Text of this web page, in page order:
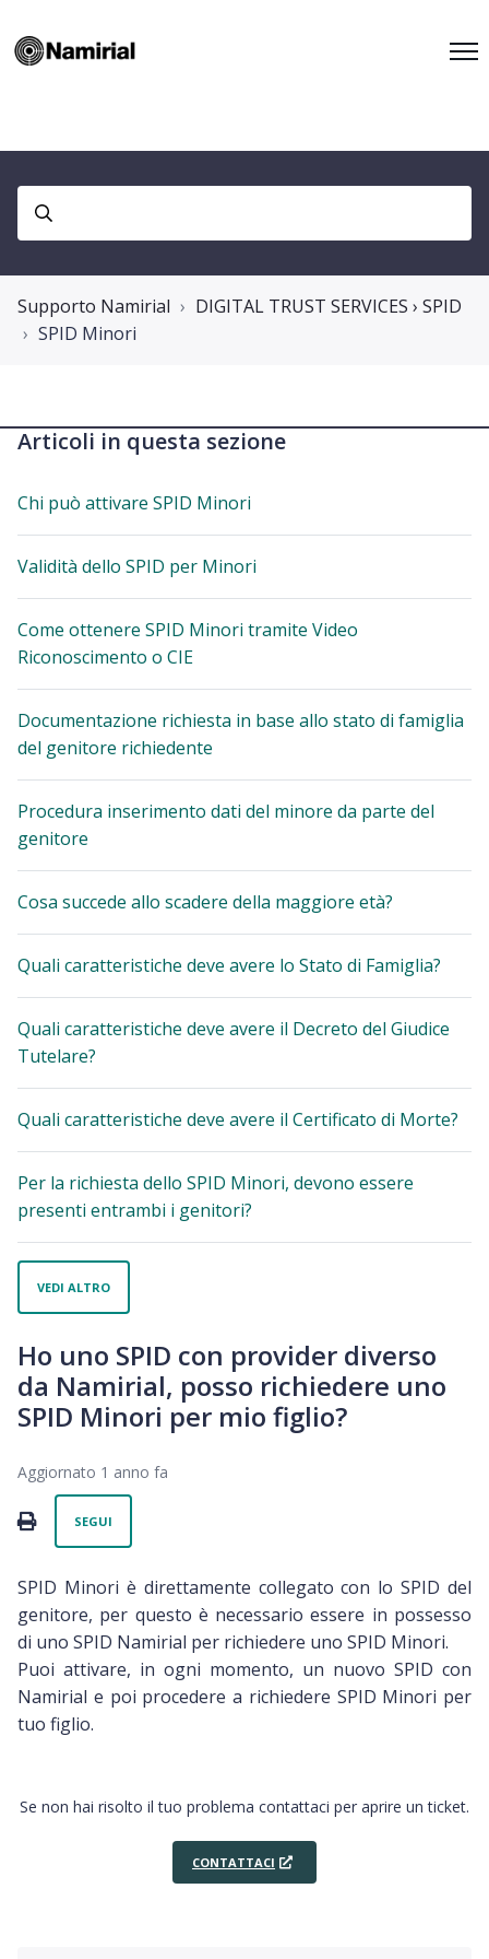
Supporto Namirial
DIGITAL TRUST SERVICES › SPID
SPID Minori
Articoli in questa sezione
Chi può attivare SPID Minori
Validità dello SPID per Minori
Come ottenere SPID Minori tramite Video
Riconoscimento o CIE
Documentazione richiesta in base allo stato di famiglia
del genitore richiedente
Procedura inserimento dati del minore da parte del
genitore
Cosa succede allo scadere della maggiore età?
Quali caratteristiche deve avere lo Stato di Famiglia?
Quali caratteristiche deve avere il Decreto del Giudice
Tutelare?
Quali caratteristiche deve avere il Certificato di Morte?
Per la richiesta dello SPID Minori, devono essere
presenti entrambi i genitori?
VEDI ALTRO
Ho uno SPID con provider diverso
da Namirial, posso richiedere uno
SPID Minori per mio figlio?
Aggiornato 1 anno fa
PRINT
SEGUI
SPID Minori è direttamente collegato con lo SPID del
genitore, per questo è necessario essere in possesso
di uno SPID Namirial per richiedere uno SPID Minori.
Puoi attivare, in ogni momento, un nuovo SPID con
Namirial e poi procedere a richiedere SPID Minori per
tuo figlio.
Se non hai risolto il tuo problema contattaci per aprire un ticket.
CONTATTACI